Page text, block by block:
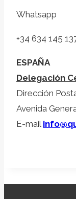
Whatsapp
+34 634 145
ESPAÑA
Delegación
Dirección
Avenida
E-mail